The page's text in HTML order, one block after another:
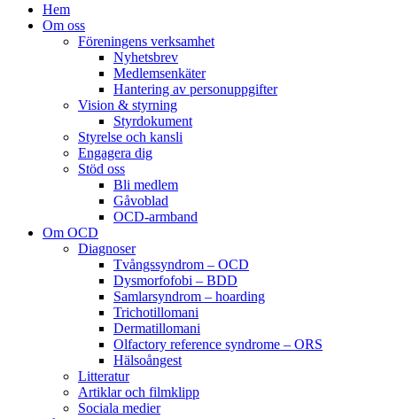
Hem
Om oss
Föreningens verksamhet
Nyhetsbrev
Medlemsenkäter
Hantering av personuppgifter
Vision & styrning
Styrdokument
Styrelse och kansli
Engagera dig
Stöd oss
Bli medlem
Gåvoblad
OCD-armband
Om OCD
Diagnoser
Tvångssyndrom – OCD
Dysmorfofobi – BDD
Samlarsyndrom – hoarding
Trichotillomani
Dermatillomani
Olfactory reference syndrome – ORS
Hälsoångest
Litteratur
Artiklar och filmklipp
Sociala medier